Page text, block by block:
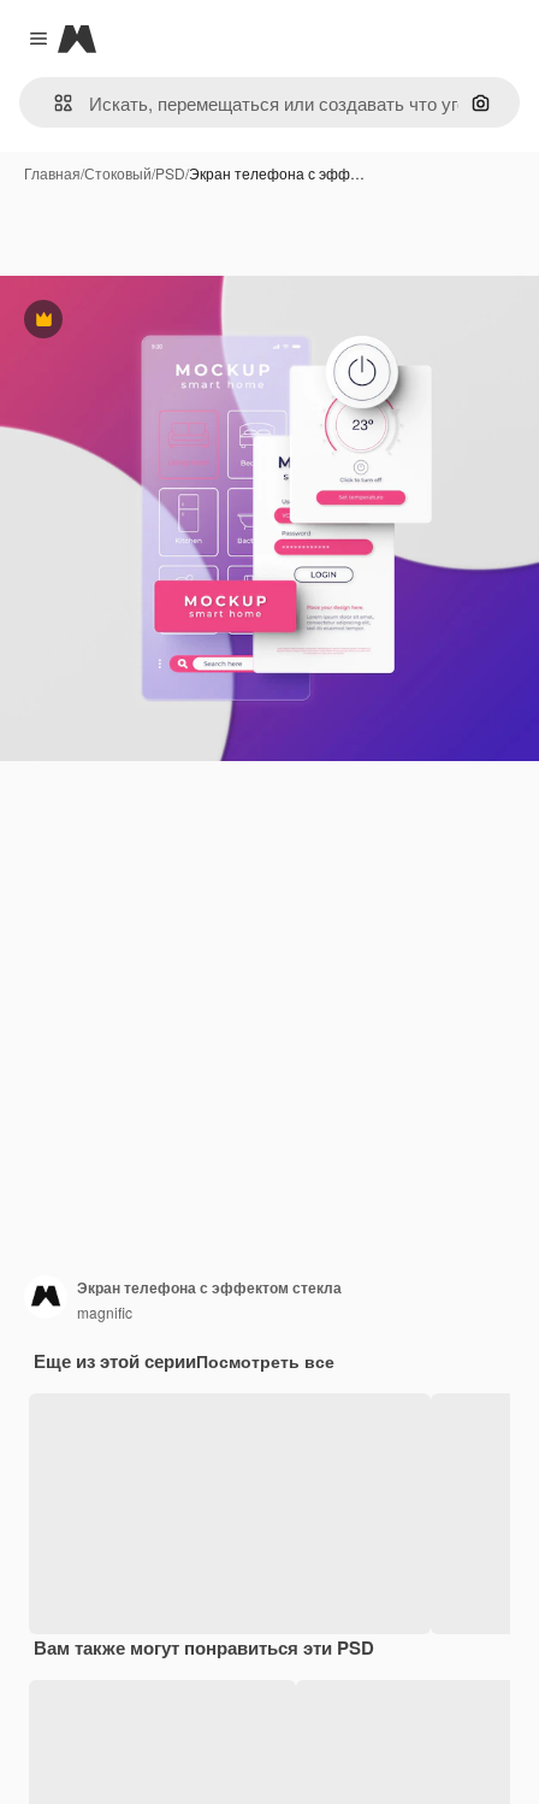
Close menu
Magnific
Поиск
Главная/Стоковый/PSD/Экран телефона с эфф…
Премиум
Экран телефона с эффектом стекла
magnific
Еще из этой серииПосмотреть все
Вам также могут понравиться эти PSD